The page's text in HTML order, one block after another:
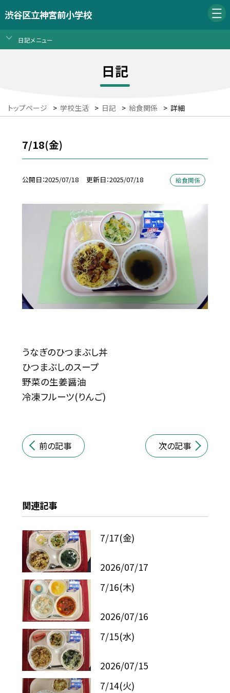
渋谷区立神宮前小学校
日記メニュー
日記
トップページ > 学校生活 > 日記 > 給食関係 > 詳細
7/18(金)
公開日 2025/07/18 更新日 2025/07/18 給食関係
うなぎのひつまぶし丼
ひつまぶしのスープ
野菜の生姜醤油
冷凍フルーツ(りんご)
前の記事 次の記事
関連記事
7/17(金)
2026/07/17
7/16(木)
2026/07/16
7/15(水)
2026/07/15
7/14(火)